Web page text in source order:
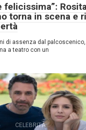
felicissima”:
torna in scena e
di assenza dal
a teatro con un
CELEBRITÀ